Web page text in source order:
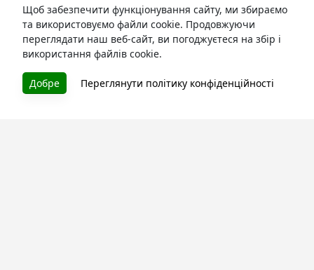
Щоб забезпечити функціонування сайту, ми збираємо
та використовуємо файли cookie. Продовжуючи
переглядати наш веб-сайт, ви погоджуєтеся на збір і
використання файлів cookie.
Добре Переглянути політику конфіденційності
БУКУРУК
Літературна платформа і бібліотека книг, які можна